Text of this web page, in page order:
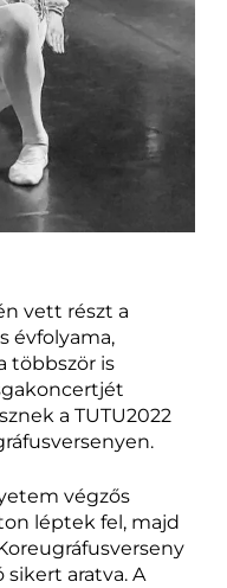
vett részt a
évfolyama,
többször is
a TUTU2022
végzős
léptek fel, majd
aratva. A